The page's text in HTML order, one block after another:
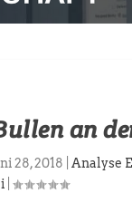
an
28, 2018
Analyse